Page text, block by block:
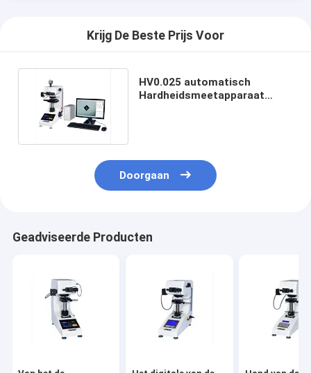
Krijg De Beste Prijs Voor
HV0.025 automatisch
Hardheidsmeetapparaat
Doorgaan
Geadviseerde Producten